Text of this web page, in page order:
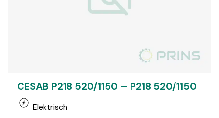
CESAB P218 520/1150 – P218 520/1150
Elektrisch